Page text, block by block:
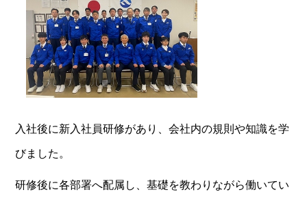
入社後に新入社員研修があり、会社内の規則や知識を学
びました。
研修後に各部署へ配属し、基礎を教わりながら働いてい